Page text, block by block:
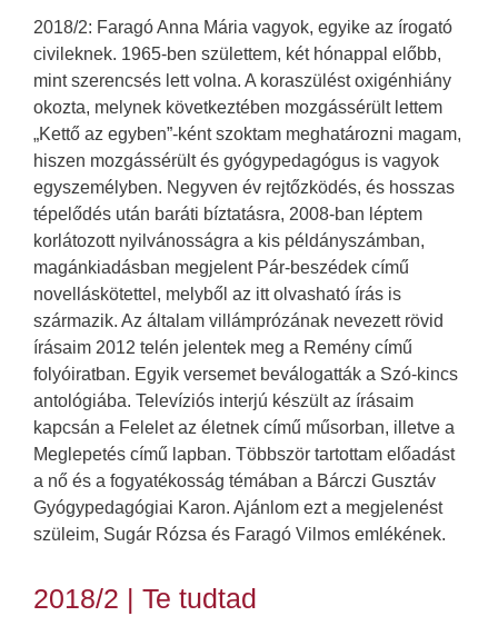
2018/2: Faragó Anna Mária vagyok, egyike az írogató
civileknek. 1965-ben születtem, két hónappal előbb,
mint szerencsés lett volna. A koraszülést oxigénhiány
okozta, melynek következtében mozgássérült lettem
„Kettő az egyben”-ként szoktam meghatározni magam,
hiszen mozgássérült és gyógypedagógus is vagyok
egyszemélyben. Negyven év rejtőzködés, és hosszas
tépelődés után baráti bíztatásra, 2008-ban léptem
korlátozott nyilvánosságra a kis példányszámban,
magánkiadásban megjelent Pár-beszédek című
novelláskötettel, melyből az itt olvasható írás is
származik. Az általam villámprózának nevezett rövid
írásaim 2012 telén jelentek meg a Remény című
folyóiratban. Egyik versemet beválogatták a Szó-kincs
antológiába. Televíziós interjú készült az írásaim
kapcsán a Felelet az életnek című műsorban, illetve a
Meglepetés című lapban. Többször tartottam előadást
a nő és a fogyatékosság témában a Bárczi Gusztáv
Gyógypedagógiai Karon. Ajánlom ezt a megjelenést
szüleim, Sugár Rózsa és Faragó Vilmos emlékének.
2018/2 | Te tudtad